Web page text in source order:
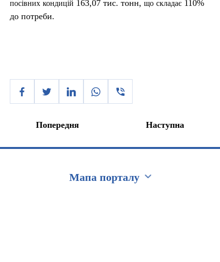
посівних кондицій 163,07 тис. тонн, що складає 110%
до потреби.
Попередня Наступна
Мапа порталу